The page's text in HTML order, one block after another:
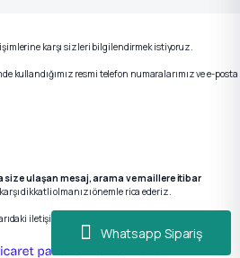
Whatsapp Sipariş
karşı sizleri bilgilendirmek istiyoruz.
kullandığımız resmi telefon numaralarımız ve e-posta
size ulaşan mesaj, arama ve maillere itibar
dikkatli olmanızı önemle rica ederiz.
iletişim kanallarımızdan bizlere ulaşabilirsiniz.